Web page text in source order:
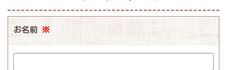
お名前 ※